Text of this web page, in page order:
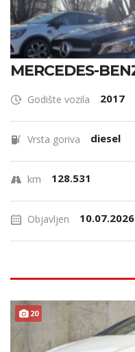
MERCEDES-
Godište vozila 2017
Vrsta goriva diesel
km 128.531
Objavljen
20